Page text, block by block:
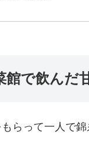
館で飲んだ
らって一人で錦